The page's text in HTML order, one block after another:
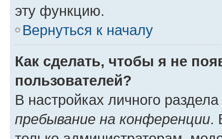
эту функцию.
Вернуться к началу
Как сделать, чтобы я не
пользователей?
В настройках личного
пребывание на конференции.